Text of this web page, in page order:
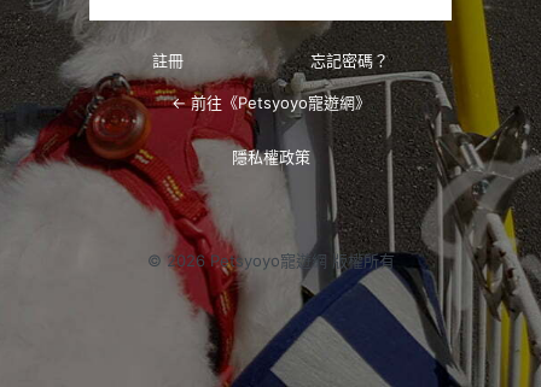
註冊 忘記密碼？
← 前往《Petsyoyo寵遊網》
隱私權政策
© 2026 Petsyoyo寵遊網 版權所有